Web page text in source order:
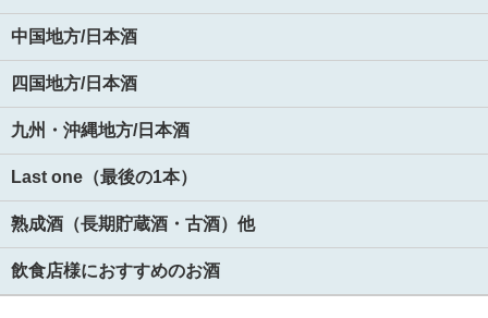
中国地方/日本酒
四国地方/日本酒
九州・沖縄地方/日本酒
Last one（最後の1本）
熟成酒（長期貯蔵酒・古酒）他
飲食店様におすすめのお酒